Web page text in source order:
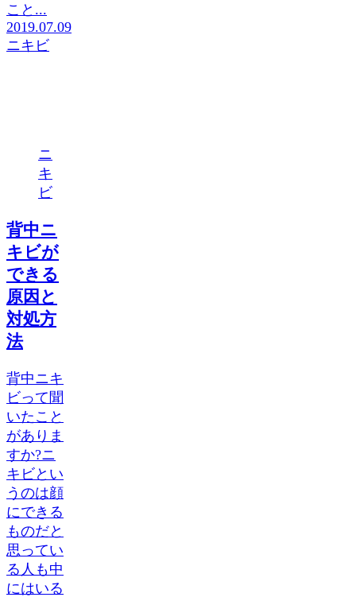
こと...
2019.07.09
ニキビ
ニ
キ
ビ
背中ニ
キビが
できる
原因と
対処方
法
背中ニキ
ビって聞
いたこと
がありま
すか?ニ
キビとい
うのは顔
にできる
ものだと
思ってい
る人も中
にはいる